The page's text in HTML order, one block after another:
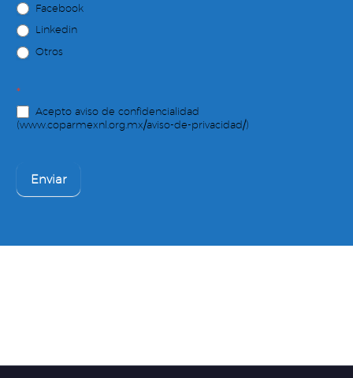
Facebook
Linkedin
Otros
*
Acepto aviso de confidencialidad
(www.coparmexnl.org.mx/aviso-de-privacidad/)
Enviar